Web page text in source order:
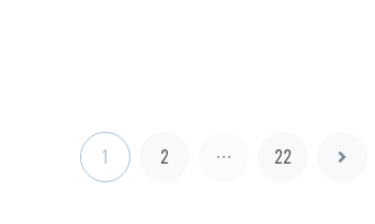
1 2 … 22
次